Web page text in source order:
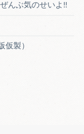
んぶ気のせいよ!!
仮製）